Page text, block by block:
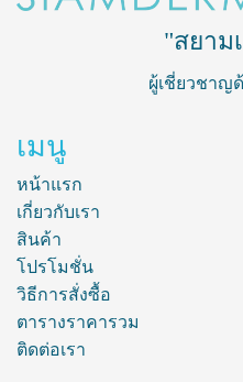
"สยาม
ผู้เชี่ยวชาญ
เมนู
หน้าแรก
เกี่ยวกับเรา
สินค้า
โปรโมชั่น
วิธีการสั่งซื้อ
ตารางราคารวม
ติดต่อเรา